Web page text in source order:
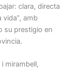
clara, directa
amb
su prestigio en
mirambell,